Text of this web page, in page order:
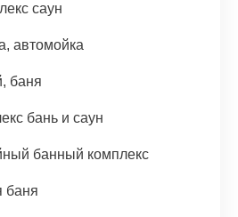
саун
автомойка
баня
бань и саун
банный комплекс
баня